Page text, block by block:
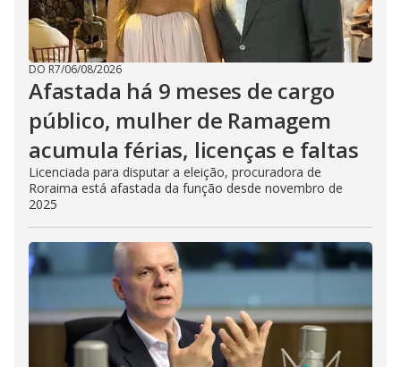
DO R7/06/08/2026
Afastada há 9 meses de cargo
público, mulher de Ramagem
acumula férias, licenças e faltas
Licenciada para disputar a eleição, procuradora de
Roraima está afastada da função desde novembro de
2025